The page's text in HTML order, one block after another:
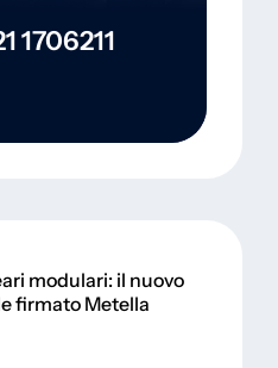
1706211
modulari: il nuovo
firmato Metella